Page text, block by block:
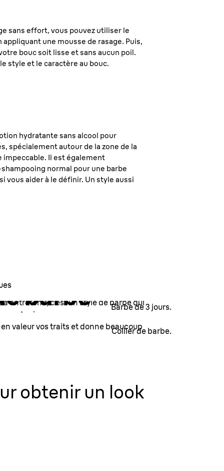
sans effort, vous pouvez utiliser le
une mousse de rasage. Puis,
bouc soit lisse et sans aucun poil.
style et le caractère au bouc.
hydratante sans alcool pour
spécialement autour de la zone de la
impeccable. Il est également
normal pour une barbe
vous aider à le définir. Un style aussi
3 jours
entretenir, c’est un style de barbe qui
de visage.
Barbe de 3 jours.
barbe
valeur vos traits et donne beaucoupCollier de barbe.
obtenir un look